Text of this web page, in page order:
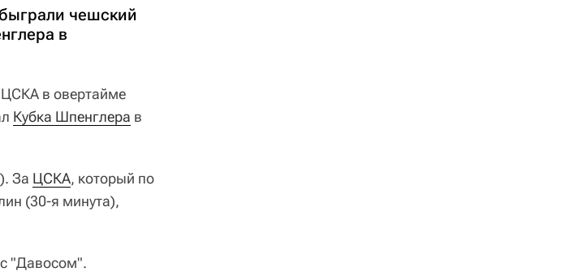
чешский
в
в овертайме
Кубка Шпенглера в
За ЦСКА, который по
(30-я минута),
"Давосом".